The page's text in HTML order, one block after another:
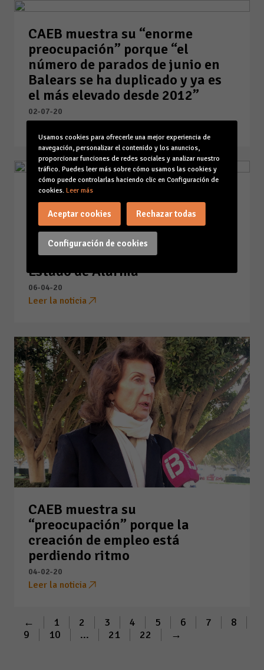
CAEB muestra su “enorme
preocupación” porque “el
número de parados de junio en
Balears se ha duplicado y ya es
el más elevado desde 2012”
02-07-20
Leer la noticia
CAEB urge “suspender el pago de
tributos como el IVA, IRPF o las
cotizaciones a la Seguridad
Social, para evitar el desastre
económico tras la prórroga del
Estado de Alarma”
06-04-20
Leer la noticia
CAEB muestra su
“preocupación” porque la
creación de empleo está
perdiendo ritmo
04-02-20
Leer la noticia
← 1 2 3 4 5 6 7
8
9
10 ... 21 22 →
Usamos cookies para ofrecerle una mejor experiencia de
navegación, personalizar el contenido y los anuncios,
proporcionar funciones de redes sociales y analizar nuestro
tráfico. Puedes leer más sobre cómo usamos las cookies y
cómo puede controlarlas haciendo clic en Configuración de
cookies. Leer más
Configuración de cookies
Aceptar cookies Rechazar todas